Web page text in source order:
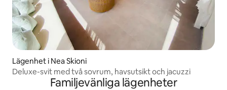
Lägenhet i Nea Skioni
Deluxe-svit med två sovrum, havsutsikt och jacuzzi
Familjevänliga lägenheter